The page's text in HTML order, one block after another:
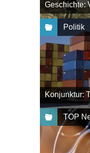
Geschichte:
Politik
Konjunktur:
TOP